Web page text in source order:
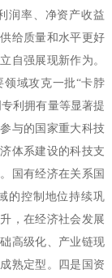
润率、净资产收益
给质量和水平更好
自强展现新作为。
域攻克一批“卡脖
利拥有量等显著提
与的国家重大科技
体系建设的科技支
国有经济在关系国
的控制地位持续巩
，在经济社会发展
高级化、产业链现
熟定型。四是国资